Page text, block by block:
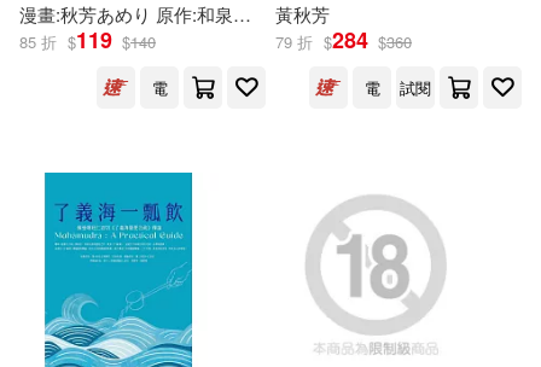
劉迎秋（主編）(7) 周汝昌(7)
嬉野秋彥(7) 孫寶文(7)
張程(7)
昆桑．秋登（Kunzang Choden）
本書編委會編(7)
知識產權出版社(25)
Hearst Fujingaho Co., Ltd.(24)
中國中醫藥出版社(24)
中國鐵道出版社(24)
漫畫:秋芳あめり 原作:和泉和歌 角色原案:天路ゆうつづ
85 折 $119 $140
電
黃秋芳
79 折 $284 $360
電
試閱